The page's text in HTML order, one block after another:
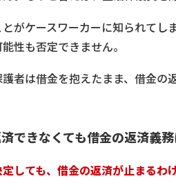
がケースワーカーに知られて
性も否定できません。
者は借金を抱えたまま、借金の
できなくても借金の返済義
しても、借金の返済が止まるわ